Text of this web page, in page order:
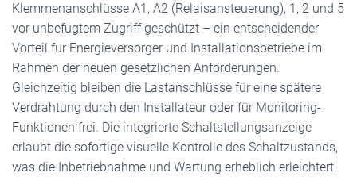
Klemmenanschlüsse A1, A2 (Relaisansteuerung), 1, 2 und 5
vor unbefugtem Zugriff geschützt – ein entscheidender
Vorteil für Energieversorger und Installationsbetriebe im
Rahmen der neuen gesetzlichen Anforderungen.
Gleichzeitig bleiben die Lastanschlüsse für eine spätere
Verdrahtung durch den Installateur oder für Monitoring-
Funktionen frei. Die integrierte Schaltstellungsanzeige
erlaubt die sofortige visuelle Kontrolle des Schaltzustands,
was die Inbetriebnahme und Wartung erheblich erleichtert.